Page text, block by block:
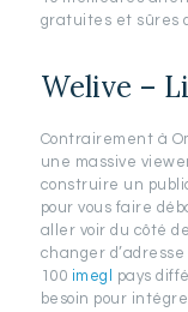
gratuites et sûres
Welive –
Contrairement à
une massive
construire un
pour vous faire
aller voir du côté
changer
100 imegl
pays
besoin pour